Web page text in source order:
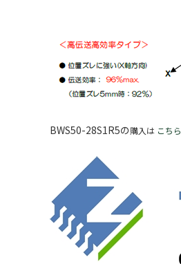
BWS50-28S1R5の購入は こちら